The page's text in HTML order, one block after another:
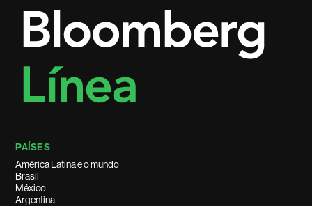
PAÍSES
América Latina e o mundo
Brasil
México
Argentina